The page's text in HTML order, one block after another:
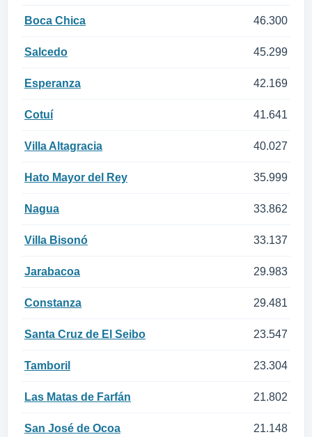
Boca Chica 46.300
Salcedo 45.299
Esperanza 42.169
Cotuí 41.641
Villa Altagracia 40.027
Hato Mayor del Rey 35.999
Nagua 33.862
Villa Bisonó 33.137
Jarabacoa 29.983
Constanza 29.481
Santa Cruz de El Seibo 23.547
Tamboril 23.304
Las Matas de Farfán 21.802
San José de Ocoa 21.148